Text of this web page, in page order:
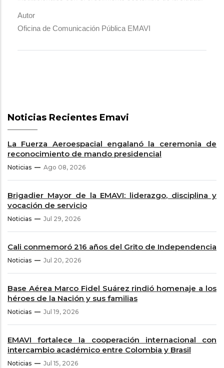
Autor
Oficina de Comunicación Pública EMAVI
Noticias Recientes Emavi
La Fuerza Aeroespacial engalanó la ceremonia de
reconocimiento de mando presidencial
Noticias Ago 08, 2026
Brigadier Mayor de la EMAVI: liderazgo, disciplina y
vocación de servicio
Noticias Jul 29, 2026
Cali conmemoró 216 años del Grito de Independencia
Noticias Jul 20, 2026
Base Aérea Marco Fidel Suárez rindió homenaje a los
héroes de la Nación y sus familias
Noticias Jul 19, 2026
EMAVI fortalece la cooperación internacional con
intercambio académico entre Colombia y Brasil
Noticias Jul 15, 2026